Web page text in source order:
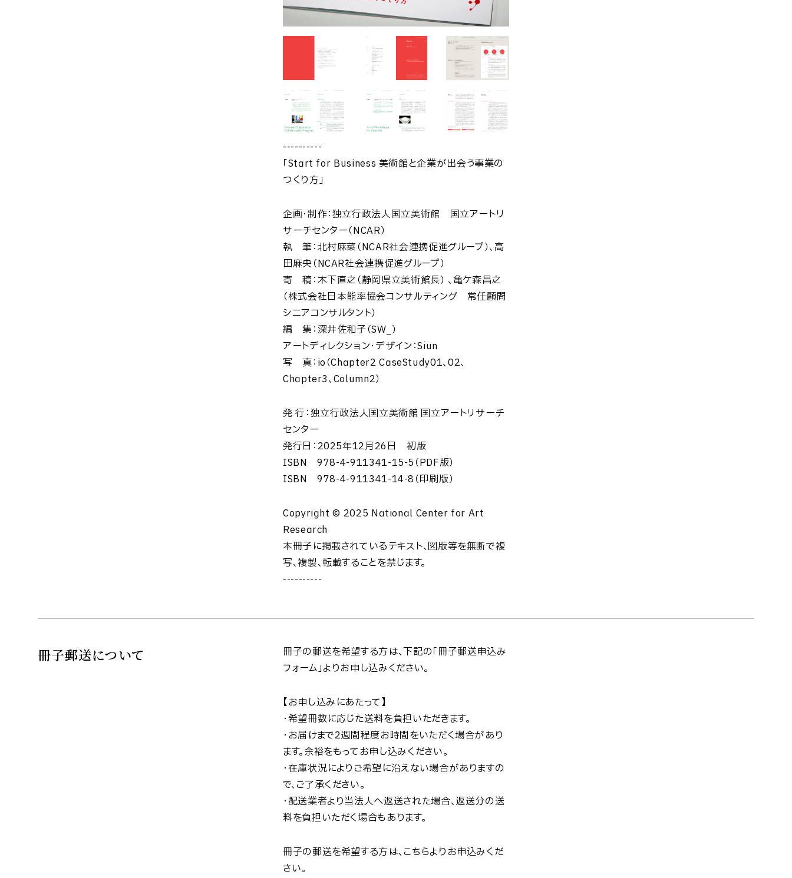
----------
「Start for Business 美術館と企業が出会う事業の
つくり方」
企画・制作：独立行政法人国立美術館 国立アートリ
サーチセンター（NCAR）
執 筆：北村麻菜（NCAR社会連携促進グループ）、高
田麻央（NCAR社会連携促進グループ）
寄 稿：木下直之（静岡県立美術館長） 、亀ケ森昌之
（株式会社日本能率協会コンサルティング 常任顧問
シニアコンサルタント）
編 集：深井佐和子（SW_）
アートディレクション・デザイン：Siun
写 真：io（Chapter2 CaseStudy01、02、
Chapter3、Column2）
発 行：独立行政法人国立美術館 国立アートリサーチ
センター
発行日：2025年12月26日 初版
ISBN 978-4-911341-15-5（PDF版）
ISBN 978-4-911341-14-8（印刷版）
Copyright © 2025 National Center for Art
Research
本冊子に掲載されているテキスト、図版等を無断で複
写、複製、転載することを禁じます。
----------
冊子郵送について
冊子の郵送を希望する方は、下記の「冊子郵送申込み
フォーム」よりお申し込みください。
【お申し込みにあたって】
・希望冊数に応じた送料を負担いただきます。
・お届けまで2週間程度お時間をいただく場合があり
ます。余裕をもってお申し込みください。
・在庫状況によりご希望に沿えない場合がありますの
で、ご了承ください。
・配送業者より当法人へ返送された場合、返送分の送
料を負担いただく場合もあります。
冊子の郵送を希望する方は、こちらよりお申込みくだ
さい。